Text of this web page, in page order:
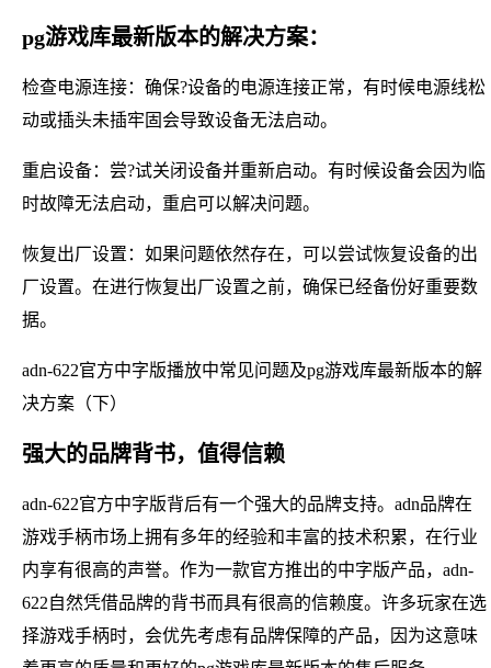
pg游戏库最新版本的解决方案：
检查电源连接：确保?设备的电源连接正常，有时候电源线松
动或插头未插牢固会导致设备无法启动。
重启设备：尝?试关闭设备并重新启动。有时候设备会因为临
时故障无法启动，重启可以解决问题。
恢复出厂设置：如果问题依然存在，可以尝试恢复设备的出
厂设置。在进行恢复出厂设置之前，确保已经备份好重要数
据。
adn-622官方中字版播放中常见问题及pg游戏库最新版本的解
决方案（下）
强大的品牌背书，值得信赖
adn-622官方中字版背后有一个强大的品牌支持。adn品牌在
游戏手柄市场上拥有多年的经验和丰富的技术积累，在行业
内享有很高的声誉。作为一款官方推出的中字版产品，adn-
622自然凭借品牌的背书而具有很高的信赖度。许多玩家在选
择游戏手柄时，会优先考虑有品牌保障的产品，因为这意味